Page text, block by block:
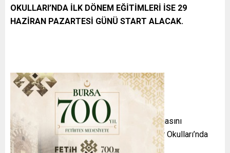
OKULLARI’NDA İLK DÖNEM EĞİTİMLERİ İSE 29
HAZİRAN PAZARTESİ GÜNÜ START ALACAK.
Bursa’da 7’den 70’e herkesin sporla buluşmasını
amaçlayan Büyükşehir Belediyesi, Yaz Spor Okulları’nda
çocukları ağırlamaya hazırlanıyor.